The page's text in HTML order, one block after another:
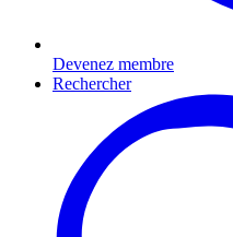
Devenez membre
Rechercher